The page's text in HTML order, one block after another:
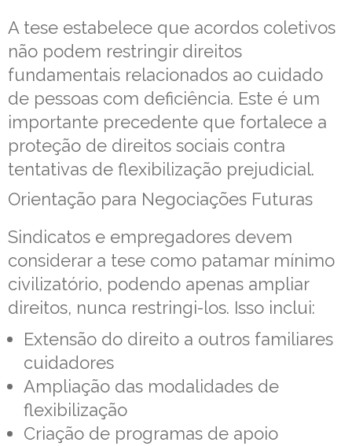
A tese estabelece que acordos coletivos
não podem restringir direitos
fundamentais relacionados ao cuidado
de pessoas com deficiência. Este é um
importante precedente que fortalece a
proteção de direitos sociais contra
tentativas de flexibilização prejudicial.
Orientação para Negociações Futuras
Sindicatos e empregadores devem
considerar a tese como patamar mínimo
civilizatório, podendo apenas ampliar
direitos, nunca restringi-los. Isso inclui:
Extensão do direito a outros familiares
cuidadores
Ampliação das modalidades de
flexibilização
Criação de programas de apoio